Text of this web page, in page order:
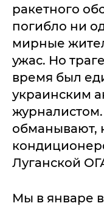
ракетного
погибло ни
мирные
ужас. Но
время был
украинским
обманывают,
Луганской
Мы в январе